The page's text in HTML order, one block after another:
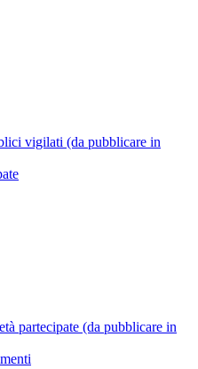
vigilati (da pubblicare in
partecipate (da pubblicare in